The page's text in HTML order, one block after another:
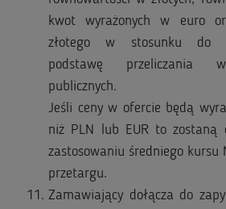
kwot wyrażonych w euro
złotego w stosunku do
podstawę przeliczania
publicznych.
Jeśli ceny w ofercie będą
niż PLN lub EUR to zostaną
zastosowaniu średniego kursu
przetargu.
Zamawiający dołącza do